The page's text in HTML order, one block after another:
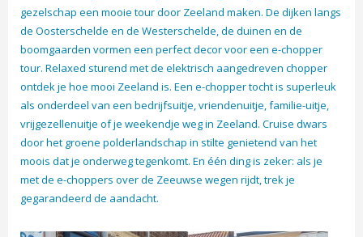
gezelschap een mooie tour door Zeeland maken. De dijken langs
de Oosterschelde en de Westerschelde, de duinen en de
boomgaarden vormen een perfect decor voor een e-chopper
tour. Relaxed sturend met de elektrisch aangedreven chopper
ontdek je hoe mooi Zeeland is. Een e-chopper tocht is superleuk
als onderdeel van een bedrijfsuitje, vriendenuitje, familie-uitje,
vrijgezellenuitje of je weekendje weg in Zeeland. Cruise dwars
door het groene polderlandschap in stilte genietend van het
moois dat je onderweg tegenkomt. En één ding is zeker: als je
met de e-choppers over de Zeeuwse wegen rijdt, trek je
gegarandeerd de aandacht.